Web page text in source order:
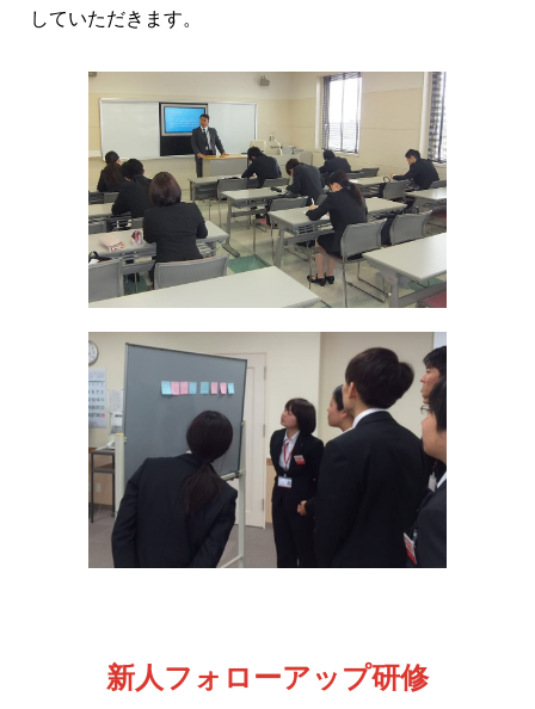
していただきます。
新人フォローアップ研修